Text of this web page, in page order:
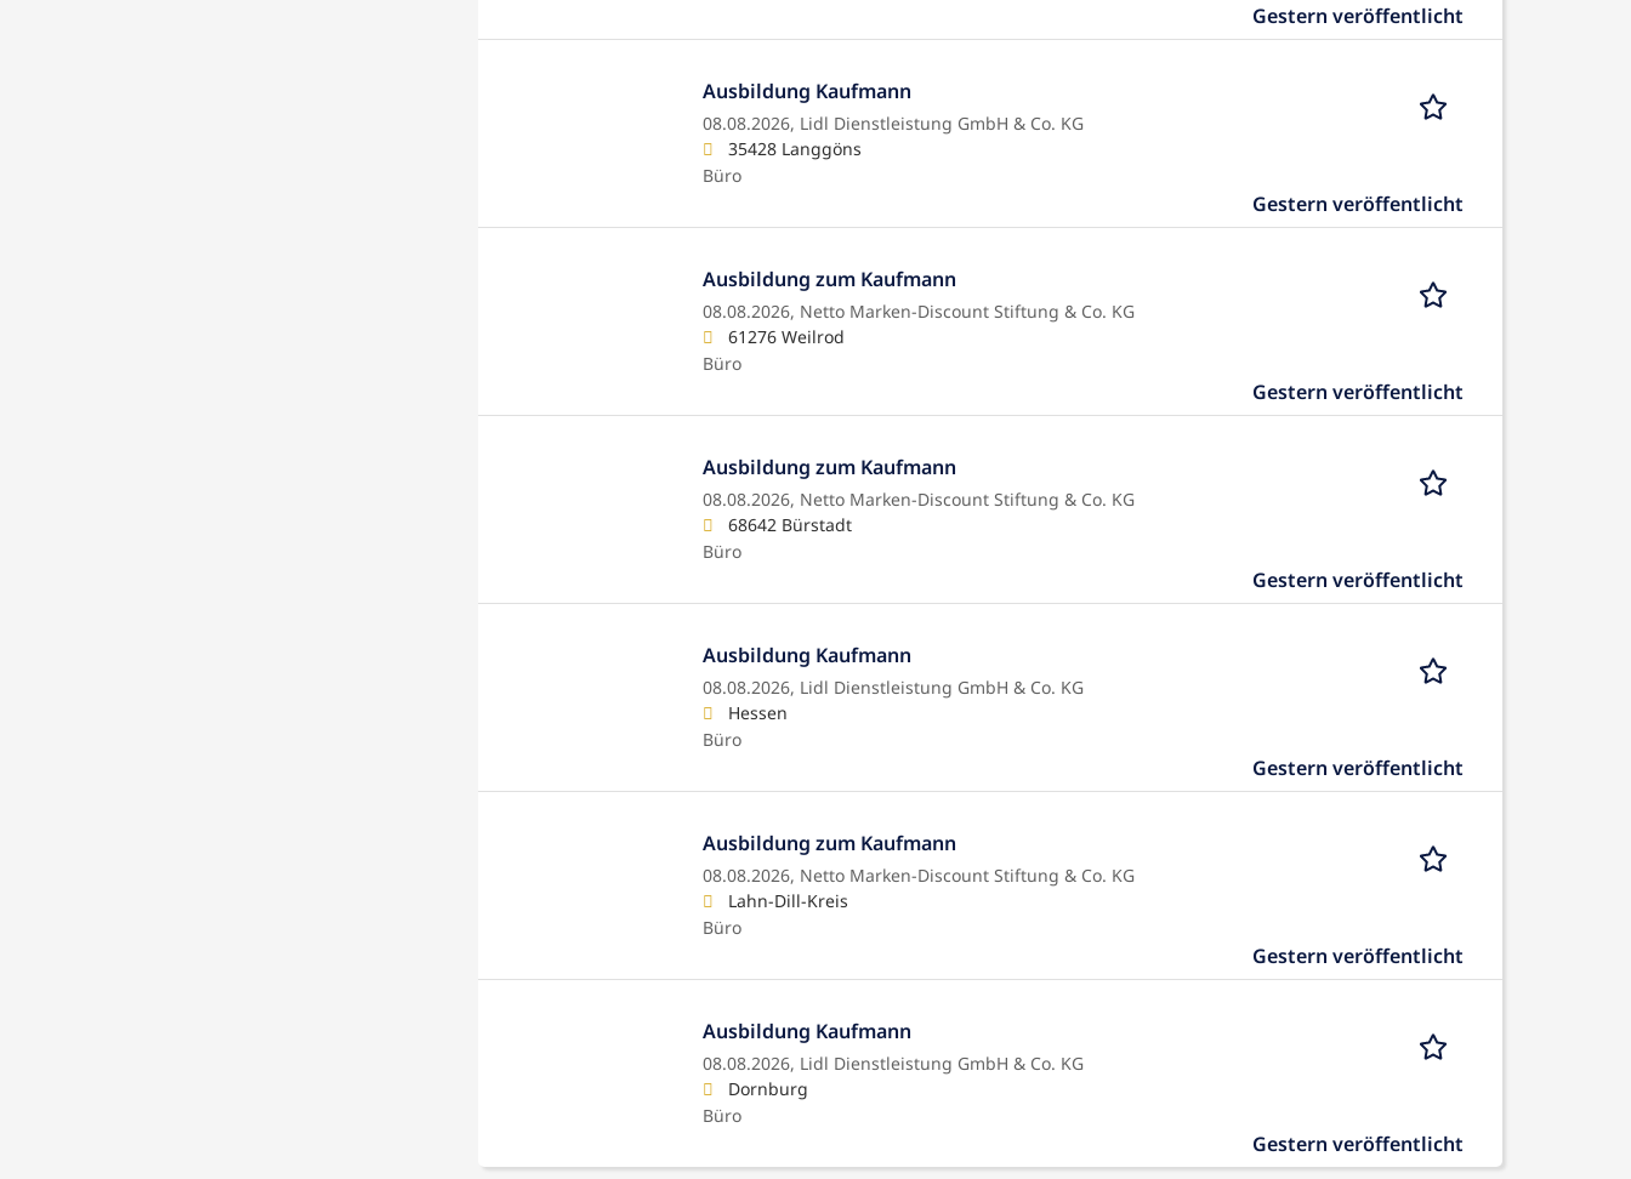
Gestern veröffentlicht
Ausbildung Kaufmann
08.08.2026, Lidl Dienstleistung GmbH & Co. KG
35428 Langgöns
Büro
Gestern veröffentlicht
Ausbildung zum Kaufmann
08.08.2026, Netto Marken-Discount Stiftung & Co. KG
61276 Weilrod
Büro
Gestern veröffentlicht
Ausbildung zum Kaufmann
08.08.2026, Netto Marken-Discount Stiftung & Co. KG
68642 Bürstadt
Büro
Gestern veröffentlicht
Ausbildung Kaufmann
08.08.2026, Lidl Dienstleistung GmbH & Co. KG
Hessen
Büro
Gestern veröffentlicht
Ausbildung zum Kaufmann
08.08.2026, Netto Marken-Discount Stiftung & Co. KG
Lahn-Dill-Kreis
Büro
Gestern veröffentlicht
Ausbildung Kaufmann
08.08.2026, Lidl Dienstleistung GmbH & Co. KG
Dornburg
Büro
Gestern veröffentlicht